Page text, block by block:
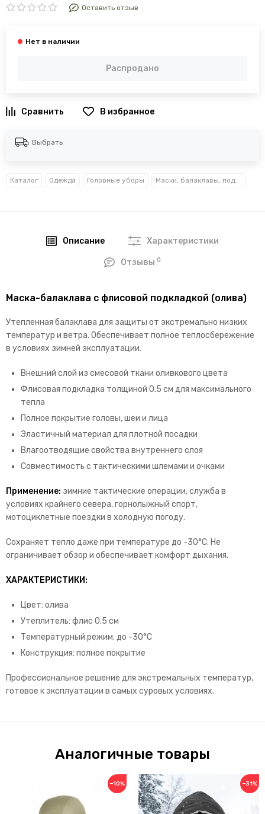
Оставить отзыв
Распродано
В избранное
Выбрать
Каталог Одежда Головные уборы Маски, балаклавы, подшлемники
Описание Характеристики
Отзывы0
Маска-балаклава с флисовой подкладкой (олива)
Утепленная балаклава для защиты от экстремально низких
температур и ветра. Обеспечивает полное теплосбережение
в условиях зимней эксплуатации.
Внешний слой из смесовой ткани оливкового цвета
Флисовая подкладка толщиной 0.5 см для максимального
тепла
Полное покрытие головы, шеи и лица
Эластичный материал для плотной посадки
Влагоотводящие свойства внутреннего слоя
Совместимость с тактическими шлемами и очками
Применение: зимние тактические операции, служба в
условиях крайнего севера, горнолыжный спорт,
мотоциклетные поездки в холодную погоду.
Сохраняет тепло даже при температуре до -30°C. Не
ограничивает обзор и обеспечивает комфорт дыхания.
ХАРАКТЕРИСТИКИ:
Цвет: олива
Утеплитель: флис 0.5 см
Температурный режим: до -30°C
Конструкция: полное покрытие
Профессиональное решение для экстремальных температур,
готовое к эксплуатации в самых суровых условиях.
Аналогичные товары
−10% −31%